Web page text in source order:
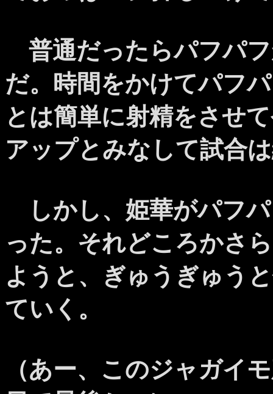
普通だったらパフパ
だ。時間をかけてパフ
とは簡単に射精をさせ
アップとみなして試合
しかし、姫華がパフ
った。それどころかさ
ようと、ぎゅうぎゅう
ていく。
（あー、このジャガイ